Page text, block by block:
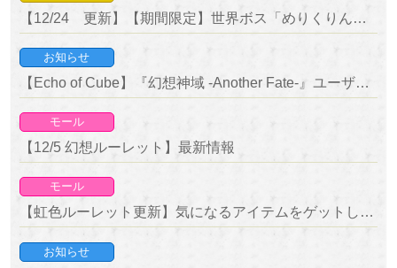
【12/24 更新】【期間限定】世界ボス「めりくりんご少女・白雪姫」＆「聖夜の神狼・フェンリル 降臨」降臨！
お知らせ
【Echo of Cube】『幻想神域 -Another Fate-』ユーザー優待キャンペーン開催のお知らせ
モール
【12/5 幻想ルーレット】最新情報
モール
【虹色ルーレット更新】気になるアイテムをゲットしよう！復刻ルーレット開催！
お知らせ